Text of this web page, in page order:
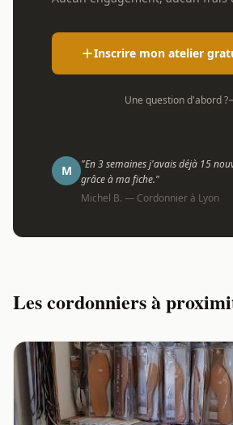
Inscrire mon atelier
Une question d'abord ?
M
"En 3 semaines j'avais déjà 15
grâce à ma fiche."
Michel B. — Cordonnier à Lyon
Les cordonniers à